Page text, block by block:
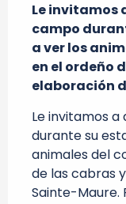
Le invitamos
campo
a ver los
en el ordeño
elaboración
Le invitamos
durante su
animales del
de las cabras
Sainte-Maure.